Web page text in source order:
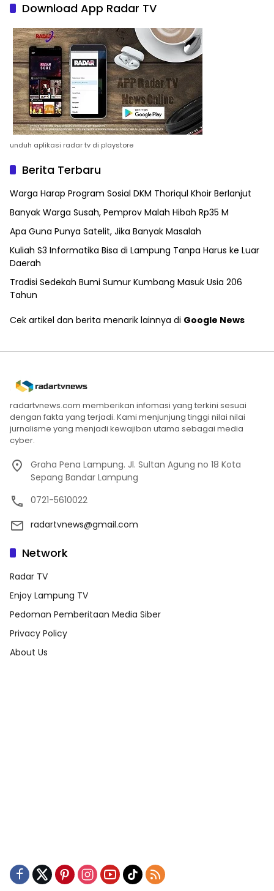
Download App Radar TV
unduh aplikasi radar tv di playstore
Berita Terbaru
Warga Harap Program Sosial DKM Thoriqul Khoir Berlanjut
Banyak Warga Susah, Pemprov Malah Hibah Rp35 M
Apa Guna Punya Satelit, Jika Banyak Masalah
Kuliah S3 Informatika Bisa di Lampung Tanpa Harus ke Luar
Daerah
Tradisi Sedekah Bumi Sumur Kumbang Masuk Usia 206
Tahun
Cek artikel dan berita menarik lainnya di Google News
radartvnews.com memberikan infomasi yang terkini sesuai
dengan fakta yang terjadi. Kami menjunjung tinggi nilai nilai
jurnalisme yang menjadi kewajiban utama sebagai media
cyber.
Graha Pena Lampung. Jl. Sultan Agung no 18 Kota
Sepang Bandar Lampung
0721-5610022
radartvnews@gmail.com
Network
Radar TV
Enjoy Lampung TV
Pedoman Pemberitaan Media Siber
Privacy Policy
About Us